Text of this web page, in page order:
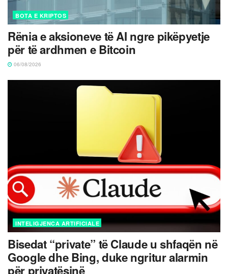
BOTA E KRIPTOS
Rënia e aksioneve të AI ngre pikëpyetje
për të ardhmen e Bitcoin
06/08/2026
INTELIGJENCA ARTIFICIALE
Bisedat “private” të Claude u shfaqën në
Google dhe Bing, duke ngritur alarmin
për privatësinë